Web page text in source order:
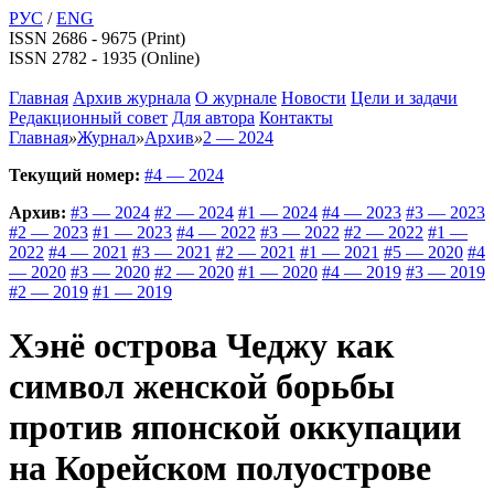
РУС /ENG
ISSN 2686 - 9675 (Print)
ISSN 2782 - 1935 (Online)
Главная Архив журнала О журнале Новости Цели и задачи
Редакционный совет Для автора Контакты
Главная»Журнал»Архив»2 — 2024
Текущий номер: #4 — 2024
Архив: #3 — 2024 #2 — 2024 #1 — 2024 #4 — 2023 #3 — 2023
#2 — 2023 #1 — 2023 #4 — 2022 #3 — 2022 #2 — 2022 #1 —
2022 #4 — 2021 #3 — 2021 #2 — 2021 #1 — 2021 #5 — 2020 #4
— 2020 #3 — 2020 #2 — 2020 #1 — 2020 #4 — 2019 #3 — 2019
#2 — 2019 #1 — 2019
Хэнё острова Чеджу как
символ женской борьбы
против японской оккупации
на Корейском полуострове